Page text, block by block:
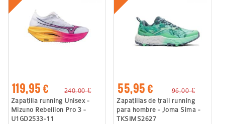
119,95 €
240,00 €
Zapatilla running Unisex -
Mizuno Rebellion Pro 3 -
U1GD2533-11
55,95 €
96,00 €
Zapatillas de trail running
para hombre - Joma Sima -
TKSIMS2627